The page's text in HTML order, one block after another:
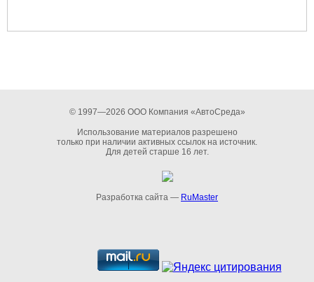
© 1997—2026 ООО Компания «АвтоСреда»
Использование материалов разрешено
только при наличии активных ссылок на источник.
Для детей старше 16 лет.
Разработка сайта — RuMaster